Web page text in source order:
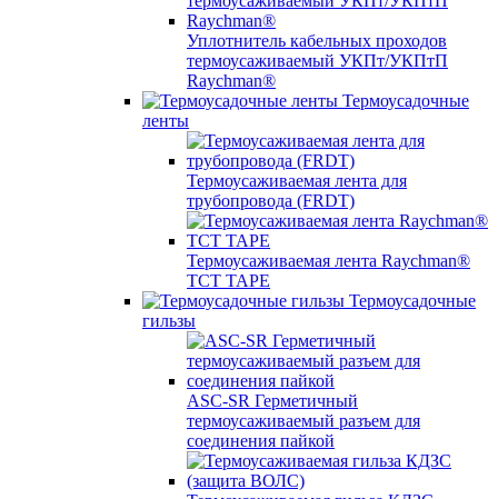
Уплотнитель кабельных проходов
термоусаживаемый УКПт/УКПтП
Raychman®
Термоусадочные
ленты
Термоусаживаемая лента для
трубопровода (FRDT)
Термоусаживаемая лента Raychman®
TCT TAPE
Термоусадочные
гильзы
ASC‐SR Герметичный
термоусаживаемый разъем для
соединения пайкой